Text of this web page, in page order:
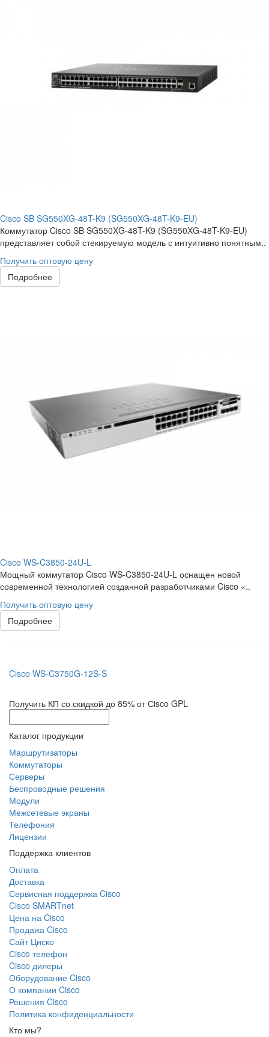
Cisco SB SG550XG-48T-K9 (SG550XG-48T-K9-EU)
Коммутатор Cisco SB SG550XG-48T-K9 (SG550XG-48T-K9-EU)
представляет собой стекируемую модель с интуитивно понятным..
Получить оптовую цену
Подробнее
Cisco WS-C3850-24U-L
Мощный коммутатор Cisco WS-C3850-24U-L оснащен новой
современной технологией созданной разработчиками Cisco «..
Получить оптовую цену
Подробнее
Cisco WS-C3750G-12S-S
Получить КП со скидкой до 85% от Сisco GPL
Каталог продукции
Маршрутизаторы
Коммутаторы
Серверы
Беспроводные решения
Модули
Межсетевые экраны
Телефония
Лицензии
Поддержка клиентов
Оплата
Доставка
Сервисная поддержка Cisco
Cisco SMARTnet
Цена на Cisco
Продажа Cisco
Сайт Циско
Сisco телефон
Cisco дилеры
Оборудование Cisco
О компании Cisco
Решения Cisco
Политика конфиденциальности
Кто мы?